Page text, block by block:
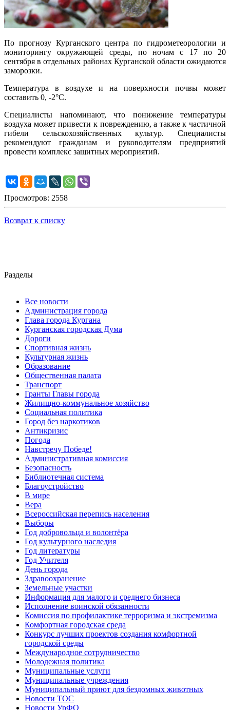
По прогнозу Курганского центра по гидрометеорологии и
мониторингу окружающей среды, по ночам с 17 по 20
сентября в отдельных районах Курганской области ожидаются
заморозки.
Температура в воздухе и на поверхности почвы может
составить 0, -2°С.
Специалисты напоминают, что понижение температуры
воздуха может привести к повреждению, а также к частичной
гибели сельскохозяйственных культур. Специалисты
рекомендуют гражданам и руководителям предприятий
провести комплекс защитных мероприятий.
Просмотров: 2558
Возврат к списку
Разделы
Все новости
Администрация города
Глава города Кургана
Курганская городская Дума
Дороги
Спортивная жизнь
Культурная жизнь
Образование
Общественная палата
Транспорт
Гранты Главы города
Жилищно-коммунальное хозяйство
Социальная политика
Город без наркотиков
Антикризис
Погода
Навстречу Победе!
Административная комиссия
Безопасность
Библиотечная система
Благоустройство
В мире
Вера
Всероссийская перепись населения
Выборы
Год добровольца и волонтёра
Год культурного наследия
Год литературы
Год Учителя
День города
Здравоохранение
Земельные участки
Информация для малого и среднего бизнеса
Исполнение воинской обязанности
Комиссия по профилактике терроризма и экстремизма
Комфортная городская среда
Конкурс лучших проектов создания комфортной
городской среды
Международное сотрудничество
Молодежная политика
Муниципальные услуги
Муниципальные учреждения
Муниципальный приют для бездомных животных
Новости ТОС
Новости УрФО